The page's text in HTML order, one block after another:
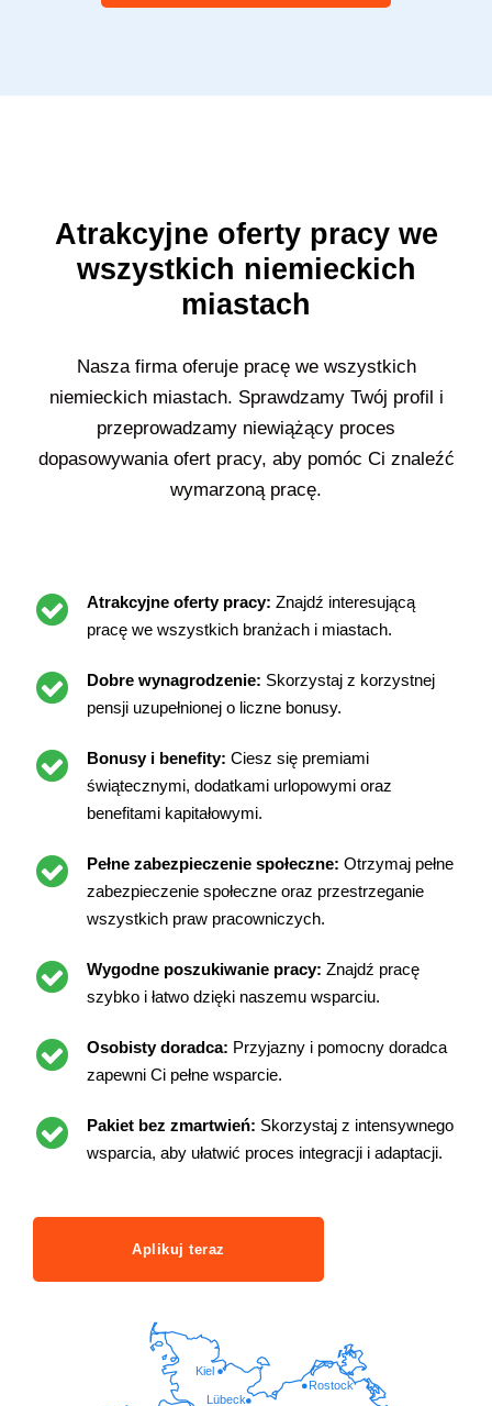
Atrakcyjne oferty pracy we
wszystkich niemieckich
miastach
Nasza firma oferuje pracę we wszystkich
niemieckich miastach. Sprawdzamy Twój profil i
przeprowadzamy niewiążący proces
dopasowywania ofert pracy, aby pomóc Ci znaleźć
wymarzoną pracę.
Atrakcyjne oferty pracy: Znajdź interesującą
pracę we wszystkich branżach i miastach.
Dobre wynagrodzenie: Skorzystaj z korzystnej
pensji uzupełnionej o liczne bonusy.
Bonusy i benefity: Ciesz się premiami
świątecznymi, dodatkami urlopowymi oraz
benefitami kapitałowymi.
Pełne zabezpieczenie społeczne: Otrzymaj pełne
zabezpieczenie społeczne oraz przestrzeganie
wszystkich praw pracowniczych.
Wygodne poszukiwanie pracy: Znajdź pracę
szybko i łatwo dzięki naszemu wsparciu.
Osobisty doradca: Przyjazny i pomocny doradca
zapewni Ci pełne wsparcie.
Pakiet bez zmartwień: Skorzystaj z intensywnego
wsparcia, aby ułatwić proces integracji i adaptacji.
Aplikuj teraz
Lübeck
Rostock
Kiel